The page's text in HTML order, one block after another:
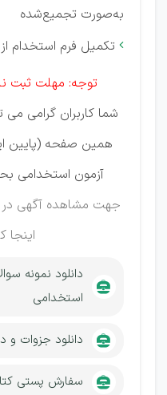
به‌صورت تجمیع‌شده
 تکمیل فرم استخدام
توجه: مهلت ثبت
شما کاربران گرامی
همین صفحه
آزمون استخدامی
جهت مشاهده آگهی در
اینجا
استخدامی
دانلود جزوات و
سفارش پستی